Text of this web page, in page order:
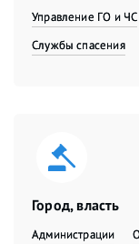
Управление ГО и ЧС
Службы спасения
Город, власть
Администрации